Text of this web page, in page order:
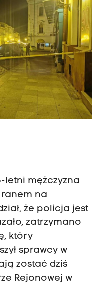
letni mężczyzna
ranem na
że policja jest
zatrzymano
który
sprawcy w
zostać dziś
Rejonowej w